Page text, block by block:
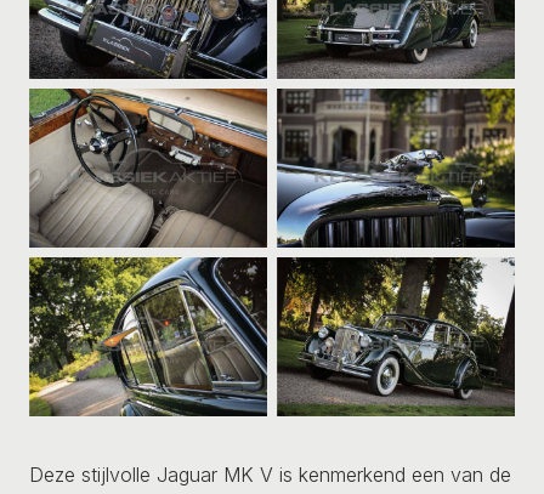
Deze stijlvolle Jaguar MK V is kenmerkend een van de